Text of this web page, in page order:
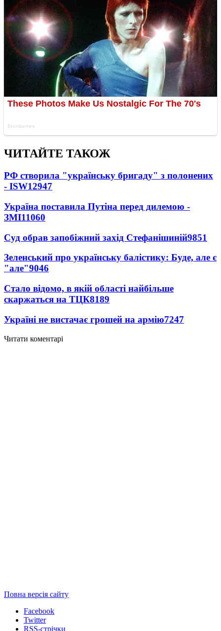
ЧИТАЙТЕ ТАКОЖ
РФ створила "українську бригаду" з полонених
- ISW12947
Україна поставила Путіна перед дилемою -
ЗМІ11060
Суд обрав запобіжний захід Стефанішиній9851
Зеленський про українську балістику: Буде, але є
"але"9046
Стало відомо, в якій області найбільше
скаржаться на ТЦК8189
Україні не вистачає грошей на армію7247
Читати коментарі
Повна версія сайту
Facebook
Twitter
RSS-стрічки